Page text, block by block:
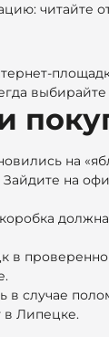
читайте
на
на
в
в случае
в Липецке.